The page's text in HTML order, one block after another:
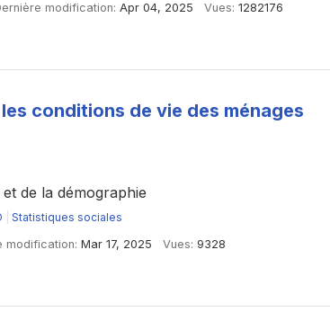
modification: Apr 04, 2025 Vues: 1282176
conditions de vie des ménages
de la démographie
Statistiques sociales
modification: Mar 17, 2025 Vues: 9328